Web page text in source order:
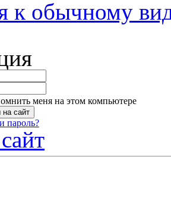
к обычному
меня на этом компьютере
пароль?